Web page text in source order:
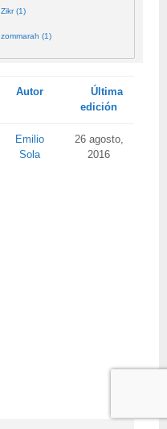
Zikr (1)
zommarah (1)
Autor
Última
edición
Emilio
Sola
26 agosto,
2016